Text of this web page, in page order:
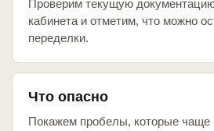
Проверим текущую
кабинета и отметим, что можно
переделки.
Что опасно
Покажем пробелы, которые чаще